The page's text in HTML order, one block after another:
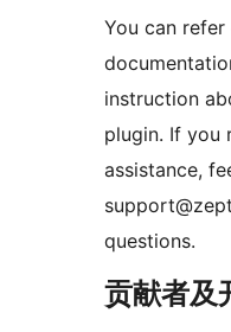
You can refer
instruction
plugin. If you
assistance,
questions.
贡献者及